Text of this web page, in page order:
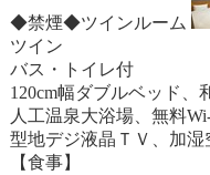
◆禁煙◆ツインルーム
ツイン
バス・トイレ付
120cm幅ダブルベッド、
人工温泉大浴場、無料
型地デジ液晶ＴＶ、加湿
【食事】